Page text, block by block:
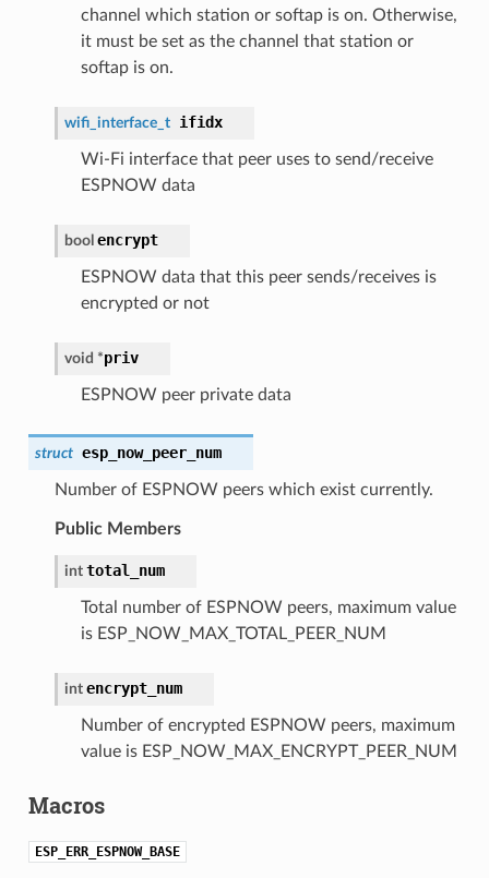
channel which station or softap is on. Otherwise,
it must be set as the channel that station or
softap is on.
wifi_interface_t ifidx
Wi-Fi interface that peer uses to send/receive
ESPNOW data
bool encrypt
ESPNOW data that this peer sends/receives is
encrypted or not
void *priv
ESPNOW peer private data
struct esp_now_peer_num
Number of ESPNOW peers which exist currently.
Public Members
int total_num
Total number of ESPNOW peers, maximum value
is ESP_NOW_MAX_TOTAL_PEER_NUM
int encrypt_num
Number of encrypted ESPNOW peers, maximum
value is ESP_NOW_MAX_ENCRYPT_PEER_NUM
Macros
ESP_ERR_ESPNOW_BASE